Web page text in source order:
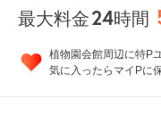
最大料金24時間
植物園会館周辺に特P
気に入ったらマイPに